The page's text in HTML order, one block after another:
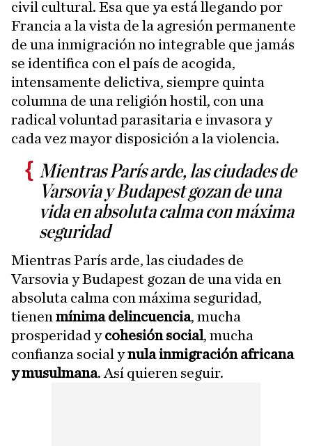
civil cultural. Esa que ya está llegando por
Francia a la vista de la agresión permanente
de una inmigración no integrable que jamás
se identifica con el país de acogida,
intensamente delictiva, siempre quinta
columna de una religión hostil, con una
radical voluntad parasitaria e invasora y
cada vez mayor disposición a la violencia.
Mientras París arde, las ciudades de
Varsovia y Budapest gozan de una
vida en absoluta calma con máxima
seguridad
Mientras París arde, las ciudades de
Varsovia y Budapest gozan de una vida en
absoluta calma con máxima seguridad,
tienen mínima delincuencia, mucha
prosperidad ycohesión social, mucha
confianza social ynula inmigración africana
y musulmana. Así quieren seguir.